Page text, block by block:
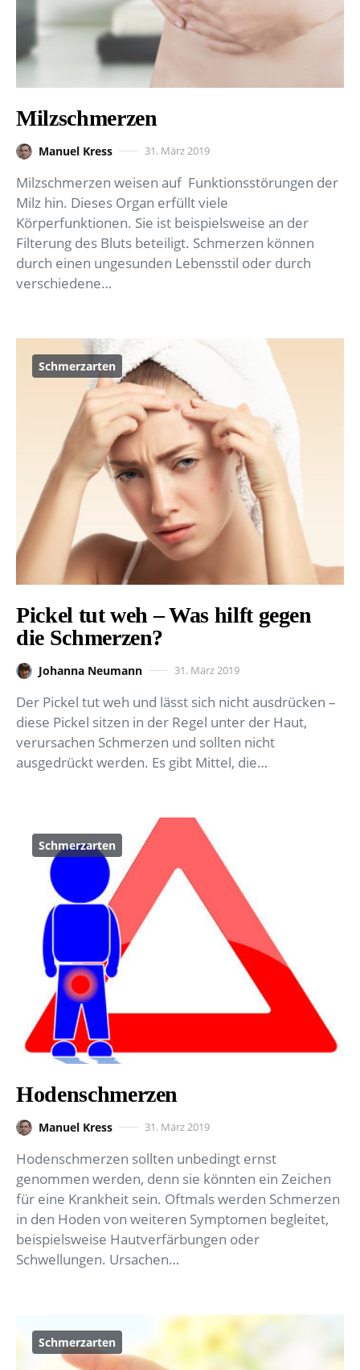
Milzschmerzen
Manuel Kress 31. März 2019
Milzschmerzen weisen auf Funktionsstörungen der
Milz hin. Dieses Organ erfüllt viele
Körperfunktionen. Sie ist beispielsweise an der
Filterung des Bluts beteiligt. Schmerzen können
durch einen ungesunden Lebensstil oder durch
verschiedene…
Schmerzarten
Pickel tut weh – Was hilft gegen
die Schmerzen?
Johanna Neumann 31. März 2019
Der Pickel tut weh und lässt sich nicht ausdrücken –
diese Pickel sitzen in der Regel unter der Haut,
verursachen Schmerzen und sollten nicht
ausgedrückt werden. Es gibt Mittel, die…
Schmerzarten
Hodenschmerzen
Manuel Kress 31. März 2019
Hodenschmerzen sollten unbedingt ernst
genommen werden, denn sie könnten ein Zeichen
für eine Krankheit sein. Oftmals werden Schmerzen
in den Hoden von weiteren Symptomen begleitet,
beispielsweise Hautverfärbungen oder
Schwellungen. Ursachen…
Schmerzarten